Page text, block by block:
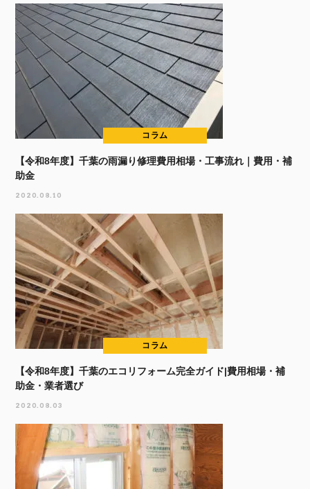
コラム
【令和8年度】千葉の雨漏り修理費用相場・工事流れ｜費用・補
助金
2020.08.10
コラム
【令和8年度】千葉のエコリフォーム完全ガイド|費用相場・補
助金・業者選び
2020.08.03